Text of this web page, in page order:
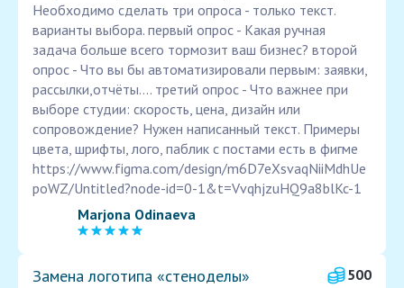
Необходимо сделать три опроса - только текст.
варианты выбора. первый опрос - Какая ручная
задача больше всего тормозит ваш бизнес? второй
опрос - Что вы бы автоматизировали первым: заявки,
рассылки,отчёты.... третий опрос - Что важнее при
выборе студии: скорость, цена, дизайн или
сопровождение? Нужен написанный текст. Примеры
цвета, шрифты, лого, паблик с постами есть в фигме
https://www.figma.com/design/m6D7eXsvaqNiiMdhUe
poWZ/Untitled?node-id=0-1&t=VvqhjzuHQ9a8blKc-1
Marjona Odinaeva
Замена логотипа «стеноделы»
500